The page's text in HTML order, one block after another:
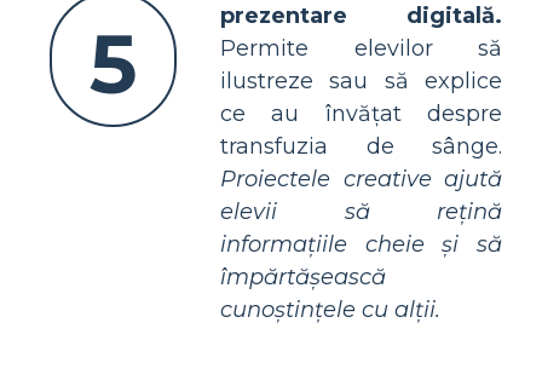
5
prezentare digitală.
Permite elevilor să
ilustreze sau să explice
ce au învățat despre
transfuzia de sânge.
Proiectele creative ajută
elevii să rețină
informațiile cheie și să
împărtășească
cunoștințele cu alții.